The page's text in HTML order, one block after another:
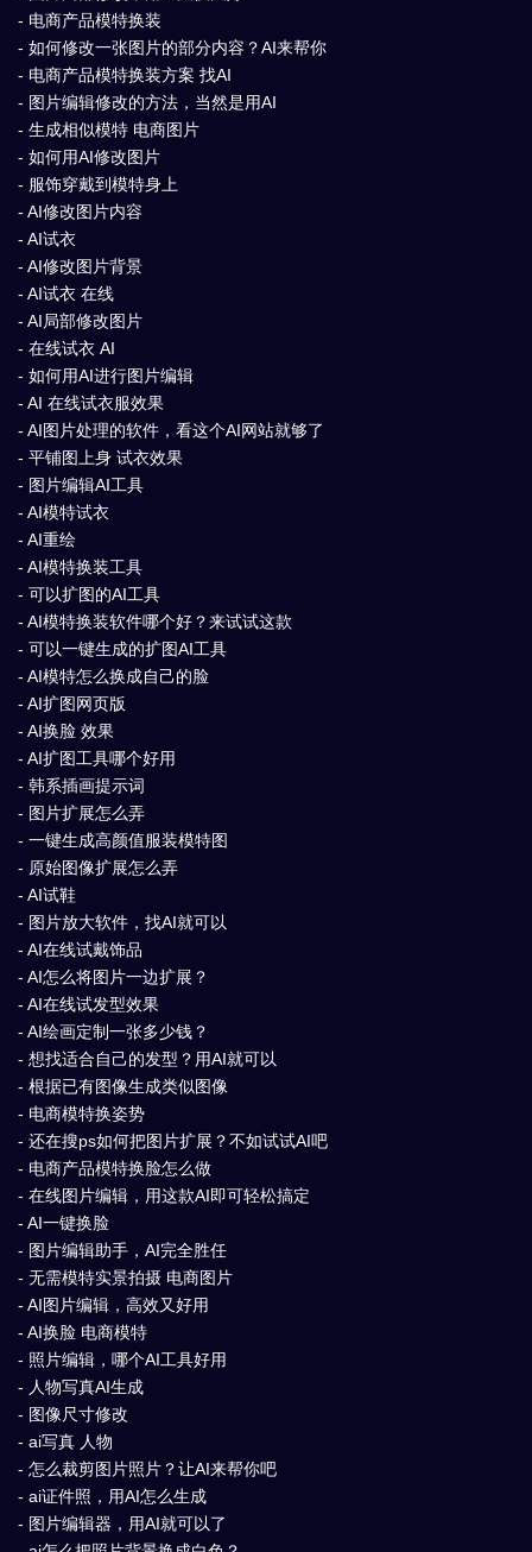
- 电商产品模特换装
- 如何修改一张图片的部分内容？AI来帮你
- 电商产品模特换装方案 找AI
- 图片编辑修改的方法，当然是用AI
- 生成相似模特 电商图片
- 如何用AI修改图片
- 服饰穿戴到模特身上
- AI修改图片内容
- AI试衣
- AI修改图片背景
- AI试衣 在线
- AI局部修改图片
- 在线试衣 AI
- 如何用AI进行图片编辑
- AI 在线试衣服效果
- AI图片处理的软件，看这个AI网站就够了
- 平铺图上身 试衣效果
- 图片编辑AI工具
- AI模特试衣
- AI重绘
- AI模特换装工具
- 可以扩图的AI工具
- AI模特换装软件哪个好？来试试这款
- 可以一键生成的扩图AI工具
- AI模特怎么换成自己的脸
- AI扩图网页版
- AI换脸 效果
- AI扩图工具哪个好用
- 韩系插画提示词
- 图片扩展怎么弄
- 一键生成高颜值服装模特图
- 原始图像扩展怎么弄
- AI试鞋
- 图片放大软件，找AI就可以
- AI在线试戴饰品
- AI怎么将图片一边扩展？
- AI在线试发型效果
- AI绘画定制一张多少钱？
- 想找适合自己的发型？用AI就可以
- 根据已有图像生成类似图像
- 电商模特换姿势
- 还在搜ps如何把图片扩展？不如试试AI吧
- 电商产品模特换脸怎么做
- 在线图片编辑，用这款AI即可轻松搞定
- AI一键换脸
- 图片编辑助手，AI完全胜任
- 无需模特实景拍摄 电商图片
- AI图片编辑，高效又好用
- AI换脸 电商模特
- 照片编辑，哪个AI工具好用
- 人物写真AI生成
- 图像尺寸修改
- ai写真 人物
- 怎么裁剪图片照片？让AI来帮你吧
- ai证件照，用AI怎么生成
- 图片编辑器，用AI就可以了